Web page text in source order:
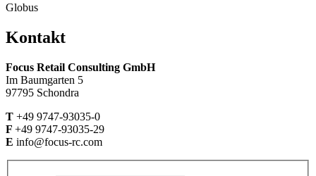
Globus
Kontakt
Focus Retail Consulting GmbH
Im Baumgarten 5
97795 Schondra
T +49 9747-93035-0
F +49 9747-93035-29
E info@focus-rc.com